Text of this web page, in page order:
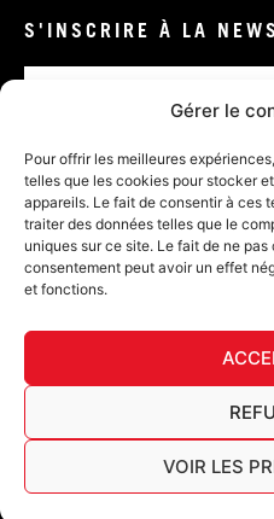
Gérer le
Pour offrir les meilleures
telles que les cookies pour stocker
appareils. Le fait de consentir à ces
traiter des données telles que le
uniques sur ce site. Le fait de ne
consentement peut avoir un effet
et fonctions.
VOIR LES
S'INSCRIRE À LA
Email